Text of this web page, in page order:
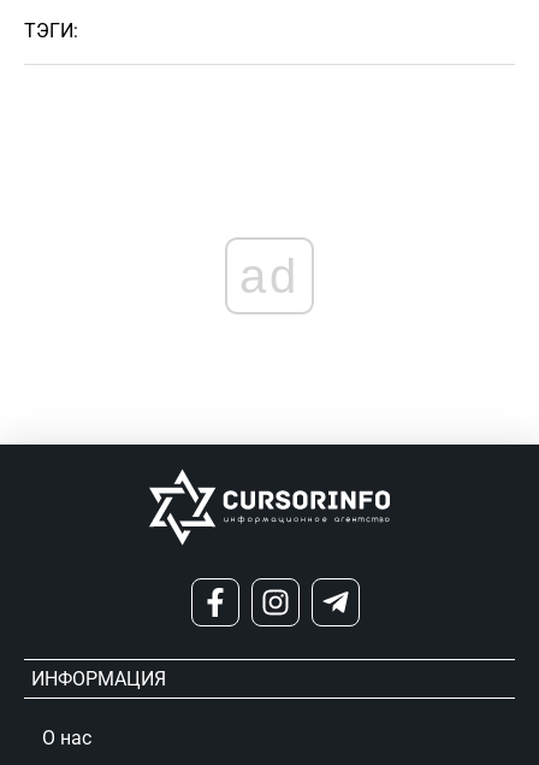
ТЭГИ:
ad
ИНФОРМАЦИЯ
О нас